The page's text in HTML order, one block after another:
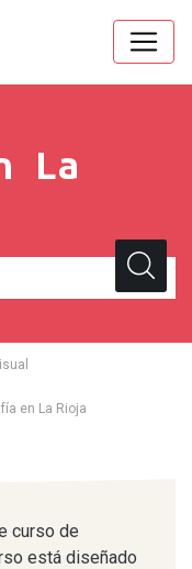
La
en La Rioja
curso de
está diseñado